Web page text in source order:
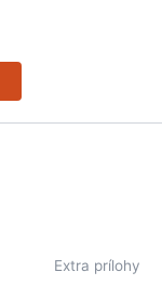
Extra prílohy